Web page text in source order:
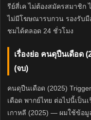
รีย์สี่เค ไม่ต้องสมัครสมาชิก
ไม่มีโฆษณารบกวน รองรับมื
ชมได้ตลอด 24 ชั่วโมง
เรื่องย่อ คนดุปืนเดือด
(จบ)
คนดุปืนเดือด (2025)
เดือด พากย์ไทย ต่อไปนี้เป็น
เกาหลี (2025) — ผมใช้ข้อ